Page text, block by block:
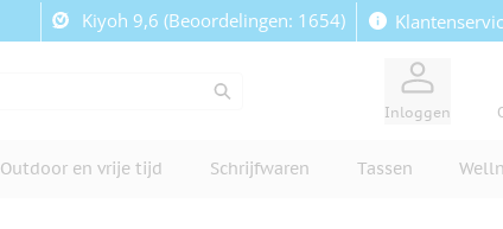
Kiyoh 9,6 (Beoordelingen: 1654)
Inloggen
Outdoor en vrije tijd Schrijfwaren Tassen